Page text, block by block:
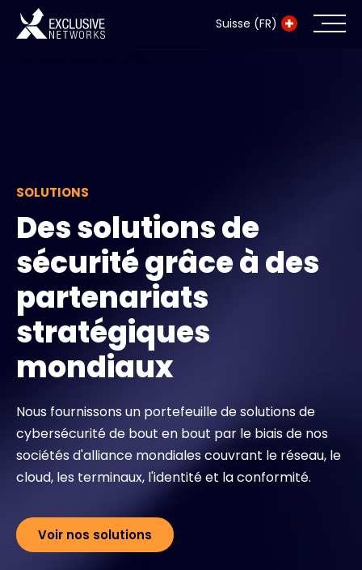
Suisse (FR)
Entreprise
Exclusive Access Login
Exclusive Access - En savoir plus
#weareexclusive
SOLUTIONS
Des solutions de
sécurité grâce à des
partenariats
stratégiques
mondiaux
Nous fournissons un portefeuille de solutions de
cybersécurité de bout en bout par le biais de nos
sociétés d'alliance mondiales couvrant le réseau, le
cloud, les terminaux, l'identité et la conformité.
Voir nos solutions